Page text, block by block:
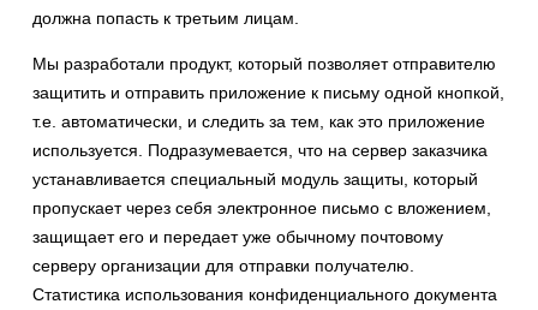
должна попасть к третьим лицам.
Мы разработали продукт, который позволяет отправителю
защитить и отправить приложение к письму одной кнопкой,
т.е. автоматически, и следить за тем, как это приложение
используется. Подразумевается, что на сервер заказчика
устанавливается специальный модуль защиты, который
пропускает через себя электронное письмо с вложением,
защищает его и передает уже обычному почтовому
серверу организации для отправки получателю.
Статистика использования конфиденциального документа